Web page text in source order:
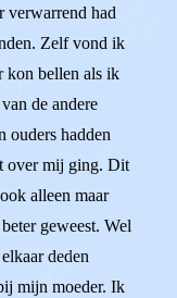
verwarrend had
Zelf vond ik
kon bellen als ik
de andere
ouders hadden
over mij ging. Dit
alleen maar
geweest. Wel
deden
mijn moeder. Ik